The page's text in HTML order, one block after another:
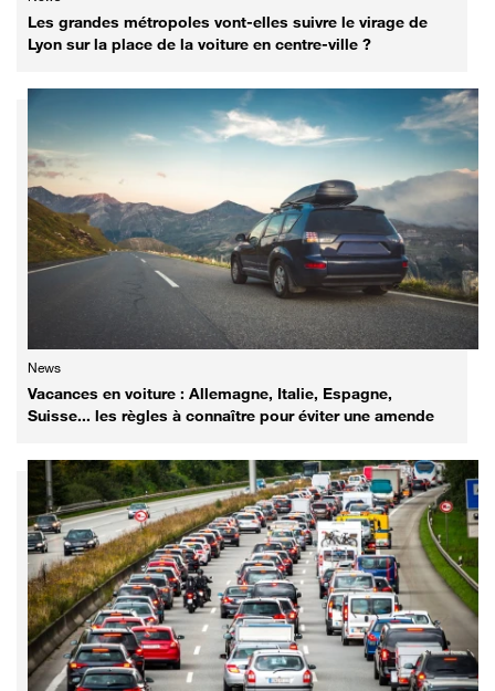
Les grandes métropoles vont-elles suivre le virage de
Lyon sur la place de la voiture en centre-ville ?
News
Vacances en voiture : Allemagne, Italie, Espagne,
Suisse... les règles à connaître pour éviter une amende